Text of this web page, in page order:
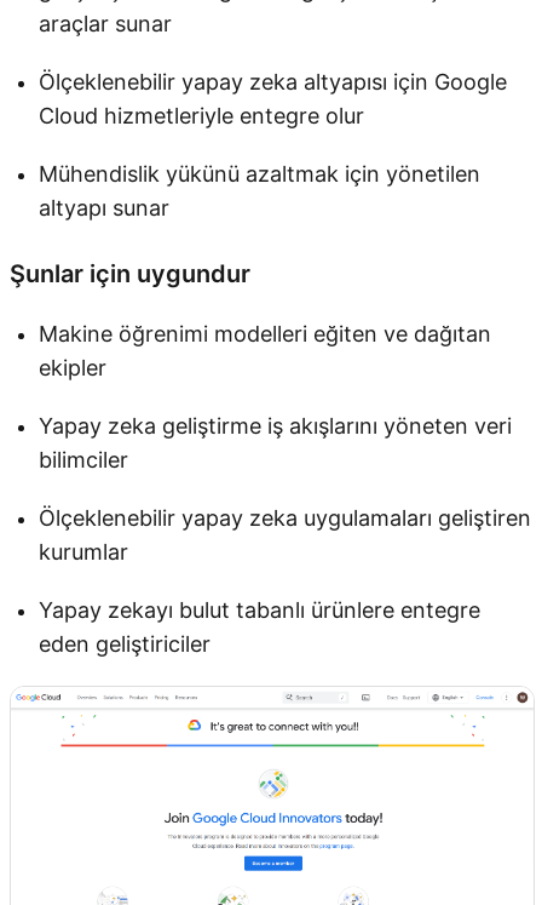
araçlar sunar
Ölçeklenebilir yapay zeka altyapısı için Google
Cloud hizmetleriyle entegre olur
Mühendislik yükünü azaltmak için yönetilen
altyapı sunar
Şunlar için uygundur
Makine öğrenimi modelleri eğiten ve dağıtan
ekipler
Yapay zeka geliştirme iş akışlarını yöneten veri
bilimciler
Ölçeklenebilir yapay zeka uygulamaları geliştiren
kurumlar
Yapay zekayı bulut tabanlı ürünlere entegre
eden geliştiriciler